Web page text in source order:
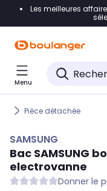
Accéder
Accéder
Accéder
Les meilleures
Menu
Pièce détachée
SAMSUNG
Bac SAMSUNG
electrovanne
Donner le